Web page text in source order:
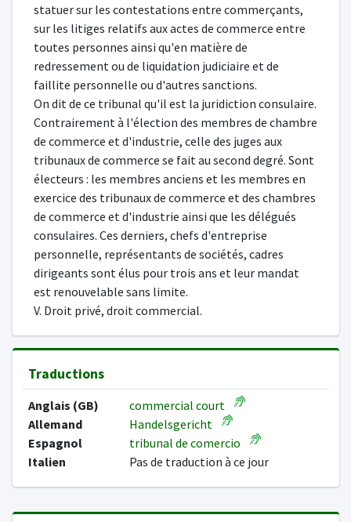
statuer sur les contestations entre commerçants,
sur les litiges relatifs aux actes de commerce entre
toutes personnes ainsi qu'en matière de
redressement ou de liquidation judiciaire et de
faillite personnelle ou d'autres sanctions.
On dit de ce tribunal qu'il est la juridiction consulaire.
Contrairement à l'élection des membres de chambre
de commerce et d'industrie, celle des juges aux
tribunaux de commerce se fait au second degré. Sont
électeurs : les membres anciens et les membres en
exercice des tribunaux de commerce et des chambres
de commerce et d'industrie ainsi que les délégués
consulaires. Ces derniers, chefs d'entreprise
personnelle, représentants de sociétés, cadres
dirigeants sont élus pour trois ans et leur mandat
est renouvelable sans limite.
V. Droit privé, droit commercial.
Traductions
Anglais (GB)
commercial court
Allemand
Handelsgericht
Espagnol
tribunal de comercio
Italien
Pas de traduction à ce jour